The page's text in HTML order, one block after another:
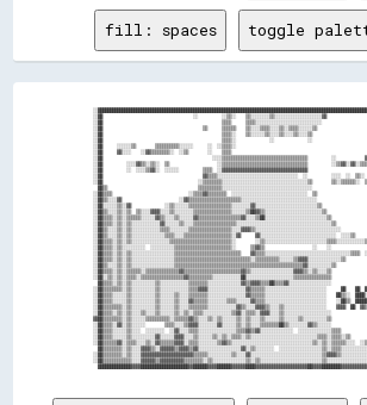
fill: spaces toggle
░░██                                      ░░          ░░▒▒░░    ▒▒░░░░░░░░▒▒░░░░░░░░░░░░░░░░░░░░▓▓
░░██                                                  ▒▒▒▒      ▒▒▒▒░░░░░░░░░░░░░░░░░░░░░░░░░░░░
░░██                                          ▒▒      ▒▒▒▒▒▒    ▒▒░░░░▒▒▒▒░░░░▒▒░░▒▒▒▒░░░░░░▒▒
░░██                                                  ▒▒▒▒░░    ▒▒░░░░░░▒▒░░░░▒▒░░░░▒▒░░░░▒▒
░░██                                                  ▒▒▒▒░░              ░░              ░░
░░██      ░░░░░░▒▒        ▒▒▒▒▒▒▒▒▒▒░░░░░░      ░░  ░░▒▒▒▒░░
░░██      ▓▓░░░░    ░░▓▓▒▒▒▒▒▒▒▒░░  ░░▒▒        ░░    ▒▒▒▒
░░██                                              ░░░░▒▒▒▒▒▒▒▒▒▒▒▒▒▒▒▒▒▒▒▒▒▒▒▒▒▒▒▒▒▒▒▒▒▒▒▒          ░░
░░██          ░░░░▓▓▒▒░░▒▒░░  ▒▒                    ░░▒▒▒▒▒▒▒▒▒▒▒▒▒▒▒▒▒▒▒▒▒▒▒▒▒▒▒▒▒▒▒▒▒▒▒▒
░░██          ░░  ░░░░▒▒▓▓░░  ░░░░░░          ▒▒▒▒  ░░▓▓▓▓▓▓▓▓▓▓▓▓▓▓▓▓▓▓▓▓▓▓▓▓▓▓▓▓▓▓▓▓▓▓▓▓
░░██                                          ▓▓▒▒▒▒░░░░░░░░░░░░░░░░░░░░░░░░░░░░░░░░░░  ░░          ░░░░  ░░  ▒▒░░
░░██                                        ░░▒▒▒▒▒▒▒▒░░░░░░░░░░░░░░░░░░░░░░░░░░░░░░░░░░░░▒▒        ▒▒░░▒▒▒▒▒▒░░
██▒▒                                      ▒▒▒▒▒▒▒▒▒▒░░░░░░░░░░░░░░░░░░░░░░░░░░░░░░░░░░░░░░
░░██▒▒▒▒                                ░░▒▒▒▒▓▓▒▒▒▒▒▒▒▒  ░░░░░░░░░░░░░░░░░░░░░░░░░░░░░░░░  ▒▒
░░██▒▒░░░░▓▓                        ░░▓▓▒▒▒▒▒▒▒▒▒▒▒▒▒▒▒▒▒▒▒▒▒▒░░░░░░░░░░░░░░░░░░░░░░░░░░░░░░░░
░░██░░░░░░▒▒░░▓▓              ░░▒▒░░░░░░▒▒▒▒▒▒▒▒▒▒▒▒▒▒▒▒▒▒░░░░░░░░▓▓░░░░░░░░░░░░░░░░░░░░░░░░░░▒▒
░░██▒▒░░░░▒▒░░▒▒
░░██▒▒░░░░▒▒░░▒▒░░░░░░░░░░░░░░▒▒▒▒░░░░▒▒▒▒▒▒▒▒▒▒▒▒▒▒▒▒▒▒▒▒░░▓▓      ▓▓░░░░░░░░░░░░░░░░░░░░░░░░░░░░░░░░
░░██▒▒▒▒░░▒▒░░▒▒░░░░░░░░░░░░░░░░▒▒▒▒▒▒▒▒▒▒▒▒▒▒▒▒▒▒▒▒▒▒▒▒▒▒░░
░░██▒▒▒▒░░▒▒░░░░░░░░░░  ░░░░░░░░░░▒▒▒▒▒▒▒▒▒▒▒▒▒▒▒▒▒▒▒▒▒▒▒▒░░      ▒▒▓▓▒▒                    ░░    ░░
░░██▒▒▒▒░░▒▒░░▒▒░░░░░░░░░░░░░░░░░░▒▒▒▒▒▒▒▒▒▒▒▒▒▒▒▒▒▒▒▒▒▒▒▒▒▒▒▒    ▓▓▒▒▒▒░░░░░░░░░░░░░░░░░░░░░░░░░░░░░░░░░░░░▒▒▒▒
░░██▒▒▒▒░░▒▒░░▒▒░░░░░░░░░░░░░░░░░░▒▒▒▒▒▒▒▒▒▒▒▒▒▒▒▒▒▒▒▒▒▒▒▒▒▒▒▒▒▒▒▒░░▒▒▒▒▒▒▒▒▒▒░░░░░░▒▒▓▓▓▓░░░░░░░░░░░░░░▒▒
░░██▒▒░░░░▒▒░░▒▒░░░░░░░░░░░░░░░░░░▒▒▒▒▒▒▒▒▒▒▒▒▒▒▒▒▒▒▒▒▒▒▒▒▒▒▒▒▒▒▒▒▒▒▒▒▒▒▒▒▒▒▒▒▒▒▒▒▒▒▒▒▒▒▓▓░░░░░░░░░░▒▒
░░██▒▒▒▒░░▒▒░░▒▒▒▒▒▒░░▒▒▒▒▒▒▒▒▒▒▒▒▒▒▓▓▒▒▒▒▒▒▒▒▒▒▒▒▒▒▒▒▒▒▒▒▒▒▒▒▓▓▒▒░░░░░░░░░░░░░░░░░░▓▓▓▓▒▒░░▒▒░░░░▒▒
░░██░░▒▒░░▒▒░░▒▒▒▒░░▒▒▒▒▒▒▒▒▒▒▒▒▒▒▒▒▒▒▓▓▒▒▒▒▒▒▒▒▒▒░░░░░░░░░░░░██░░░░░░░░░░░░░░░░░░░░▒▒▒▒▒▒▒▒▒▒▒▒▒▒▒▒
██▒▒▒▒░░▒▒░░▒▒░░░░░░░░░░▒▒░░░░░░░░░░░░▒▒▒▒▒▒▒▒░░░░░░░░░░░░░░▓▓▒▒▓▓▓▓▒▒▒▒██▒▒▒▒▓▓░░░░░░░░░░░░░░░░░░
░░██▒▒▒▒▒▒▒▒░░▒▒░░░░░░░░░░▒▒░░░░░░░░░░░░▒▒▒▒▓▓▓▓░░░░░░░░░░░░░░░░▓▓▒▒▒▒▒▒░░░░░░░░░░░░░░░░░░░░░░░░░░      ██
░░██▒▒▒▒░░░░░░▒▒░░░░░░░░░░▒▒░░░░░░▒▒░░░░▒▒▒▒▒▒▒▒░░░░░░░░░░░░░░░░▓▓▒▒▒▒▒▒░░░░░░░░░░░░░░░░░░░░░░░░░░    ██▒▒░░
░░██▒▒▒▒░░░░░░▒▒░░░░░░░░░░▒▒░░░░░░▒▒░░░░▓▓▒▒▒▒▒▒░░░░░░░░▒▒▒▒░░░░░░▓▓▒▒▒▒░░░░░░░░░░░░░░░░░░░░░░░░░░    ░░██▒▒
░░██▒▒▒▒▒▒▒▒░░▒▒░░░░░░░░░░▒▒░░░░░░▒▒░░░░▒▒▒▒▒▒▒▒░░░░░░░░░░░░▓▓▒▒░░░░▓▓▓▓▒▒░░░░▒▒░░░░░░░░░░░░░░░░░░    ▓▓▓▓  ██
░░██▒▒▒▒░░▒▒░░▒▒░░░░▒▒░░░░▒▒░░░░░░▒▒░░▒▒░░▒▒▒▒░░░░░░░░░░░░▒▒▓▓░░▒▒▒▒░░▓▓▓▓░░░░▒▒░░░░░░░░░░░░░░░░░░░░
▓▓██▒▒▒▒▒▒▒▒░░▒▒░░░░░░▒▒▒▒▒▒▒▒▒▒░░▒▒▒▒▒▒▓▓▒▒░░░░▒▒░░▒▒░░░░░░▒▒░░▒▒░░░░▒▒░░░░░░▒▒░░░░░░▒▒░░░░░░░░░░▒▒
░░██▒▒▒▒░░▓▓░░▒▒░░░░░░        ▒▒▒▒░░░░▒▒▓▓▓▓░░░░░░░░▓▓░░░░░░▒▒░░▒▒░░░░▒▒▒▒▒▒▒▒██▒▒░░░░░░░░▓▓▒▒░░░░░░
░░██▒▒▒▒░░░░░░▒▒░░░░  ░░░░░░░░  ░░▓▓░░░░▒▒▒▒░░░░░░░░░░░░░░░░▒▒▒▒▓▓▒▒▓▓░░░░░░░░░░░░░░
██▒▒▒▒▒▒▒▒░░▒▒░░░░▓▓▓▓▒▒░░▓▓▓▓▓▓▒▒▓▓▓▓▒▒▓▓░░░░░░░░░░░░░░░░░░▓▓░░▒▒░░░░░░░░